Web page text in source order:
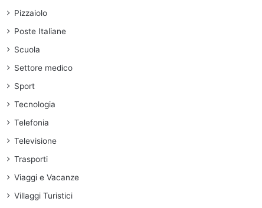
Pizzaiolo
Poste Italiane
Scuola
Settore medico
Sport
Tecnologia
Telefonia
Televisione
Trasporti
Viaggi e Vacanze
Villaggi Turistici